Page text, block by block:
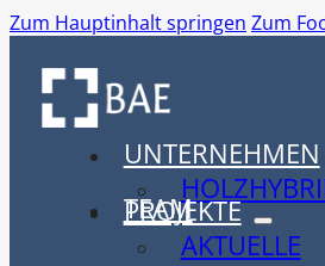
Zum Hauptinhalt springen Zum
UNTERNEHMEN
TEAM
PROJEKTE
AKTUELLE